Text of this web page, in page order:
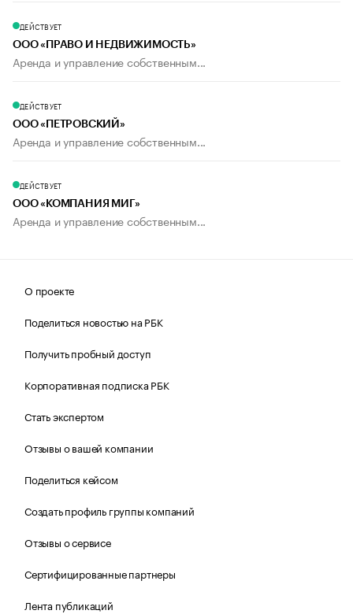
ДЕЙСТВУЕТ
ООО «ПРАВО И НЕДВИЖИМОСТЬ»
Аренда и управление собственным...
ДЕЙСТВУЕТ
ООО «ПЕТРОВСКИЙ»
Аренда и управление собственным...
ДЕЙСТВУЕТ
ООО «КОМПАНИЯ МИГ»
Аренда и управление собственным...
О проекте
Поделиться новостью на РБК
Получить пробный доступ
Корпоративная подписка РБК
Стать экспертом
Отзывы о вашей компании
Поделиться кейсом
Создать профиль группы компаний
Отзывы о сервисе
Сертифицированные партнеры
Лента публикаций